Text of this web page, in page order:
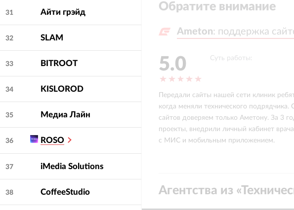
31 Айти грэйд
32 SLAM
33 BITROOT
34 KISLOROD
35 Медиа Лайн
36 ROSO
37 iMedia Solutions
38 CoffeeStudio
Обратите внимание
Ameton: поддержка
Ameton: поддержка
Ирина Лисицына
5.0 Суть работы:
Передали сайты нашей сети клиник
когда меняли технического подрядчика.
сайтов доверяем только Аметону. За 3
проекты, внедрили личный кабинет
с МИС и мобильным приложением.
Агентства из «